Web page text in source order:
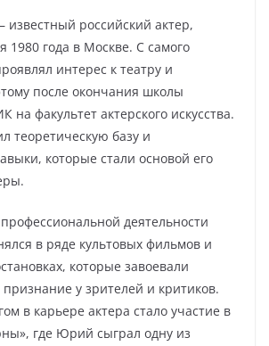
известный российский актер,
1980 года в Москве. С самого
интерес к театру и
после окончания школы
на факультет актерского искусства.
теоретическую базу и
которые стали основой его
деятельности
в ряде культовых фильмов и
которые завоевали
у зрителей и критиков.
в карьере актера стало участие в
где Юрий сыграл одну из